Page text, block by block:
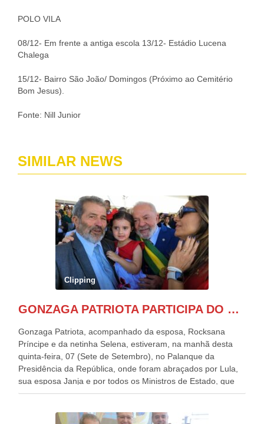
POLO VILA
08/12- Em frente a antiga escola 13/12- Estádio Lucena
Chalega
15/12- Bairro São João/ Domingos (Próximo ao Cemitério
Bom Jesus).
Fonte: Nill Junior
SIMILAR NEWS
Clipping
GONZAGA PATRIOTA PARTICIPA DO DESFILE DA INDEPENDÊNCIA NO PALANQUE DA PRESIDÊNCIA DA REPÚBLICA E É ABRAÇADO POR LULA E POR GERALDO ALCKMIN.
Gonzaga Patriota, acompanhado da esposa, Rocksana
Príncipe e da netinha Selena, estiveram, na manhã desta
quinta-feira, 07 (Sete de Setembro), no Palanque da
Presidência da República, onde foram abraçados por Lula,
sua esposa Janja e por todos os Ministros de Estado, que
estavam presentes, nos Desfiles da Independência da
outros desfiles, na Esplanada dos Ministérios, disse ter sido